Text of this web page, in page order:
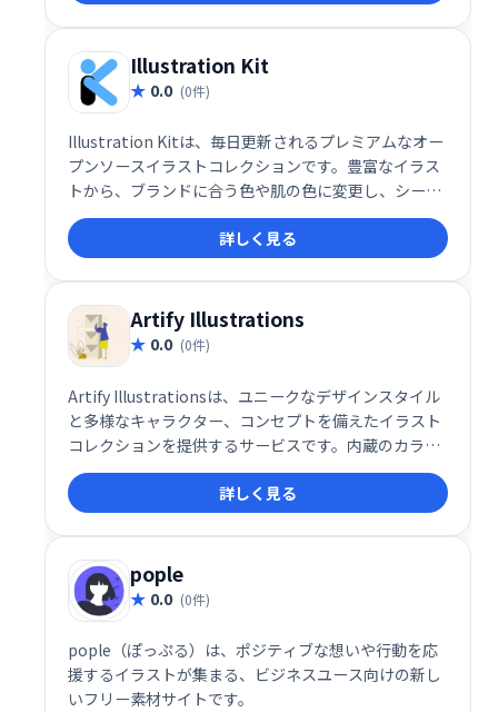
ましょう！
Illustration Kit
0.0 (0件)
Illustration Kitは、毎日更新されるプレミアムなオー
プンソースイラストコレクションです。豊富なイラス
トから、ブランドに合う色や肌の色に変更し、シーン
をカスタマイズできます。あなただけのオリジナルイ
ラストを簡単に作成できます。
詳しく見る
Artify Illustrations
0.0 (0件)
Artify Illustrationsは、ユニークなデザインスタイル
と多様なキャラクター、コンセプトを備えたイラスト
コレクションを提供するサービスです。内蔵のカラー
ジェネレーターでブランドアイデンティティに最適な
イラストを検索し、ワンクリックでダウンロードでき
ます。膨大なイラストの中から、あなたのニーズにぴ
ったりのデザインを見つけ、すぐにプロジェクトに活
用しましょう。
詳しく見る
pople
0.0 (0件)
pople（ぽっぷる）は、ポジティブな想いや行動を応
援するイラストが集まる、ビジネスユース向けの新し
いフリー素材サイトです。